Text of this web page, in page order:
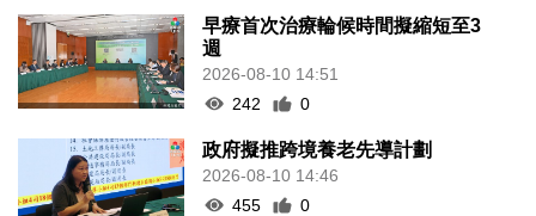
早療首次治療輪候時間擬縮短至3
週
2026-08-10 14:51
242
0
政府擬推跨境養老先導計劃
2026-08-10 14:46
455
0